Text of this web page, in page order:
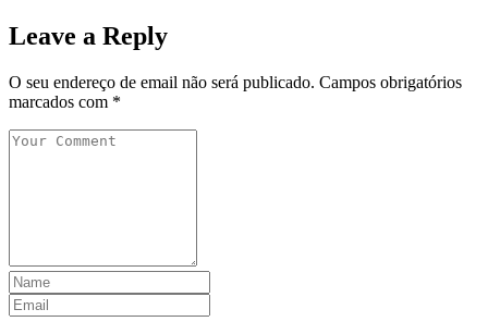
Leave a Reply
O seu endereço de email não será publicado. Campos obrigatórios
marcados com *